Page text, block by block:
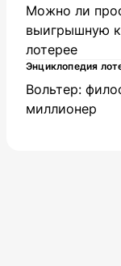
Можно ли
выигрышную
лотерее
Энциклопедия
Вольтер:
миллионер